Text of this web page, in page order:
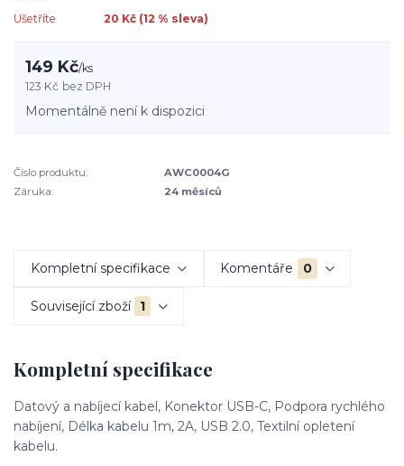
Ušetříte 20 Kč (12 % sleva)
149 Kč/ks
123 Kč bez DPH
Momentálně není k dispozici
Číslo produktu:
AWC0004G
Záruka:
24 měsíců
Kompletní specifikace Komentáře 0
Související zboží 1
Kompletní specifikace
Datový a nabíjecí kabel, Konektor USB-C, Podpora rychlého
nabíjení, Délka kabelu 1m, 2A, USB 2.0, Textilní opletení
kabelu.